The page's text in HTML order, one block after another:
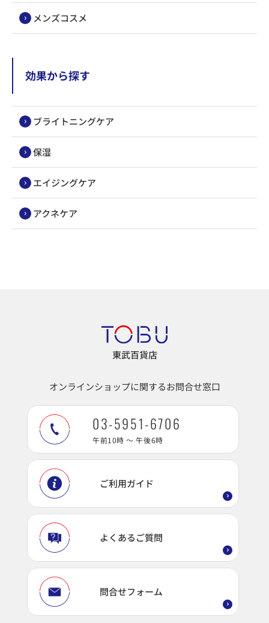
メンズコスメ
効果から探す
ブライトニングケア
保湿
エイジングケア
アクネケア
東武百貨店
オンラインショップに関するお問合せ窓口
03-5951-6706
午前10時 ～ 午後6時
ご利用ガイド
よくあるご質問
問合せフォーム